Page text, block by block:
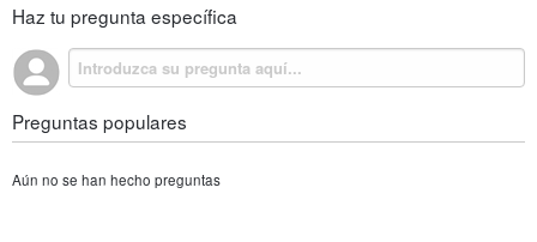
Haz tu pregunta específica
Preguntas populares
Aún no se han hecho preguntas